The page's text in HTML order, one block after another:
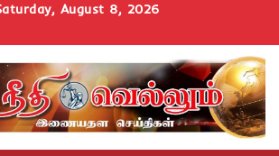
August 8, 2026
தமிழ்நாடுமாவட்டச்செய்திகள்
அரசியல்ஆன்மிகம்
சட்டம்
அறிவோம்
சினிமாUncategorized